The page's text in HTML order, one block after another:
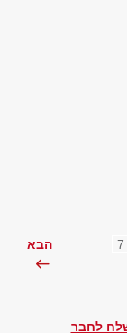
7
הבא
לחבר